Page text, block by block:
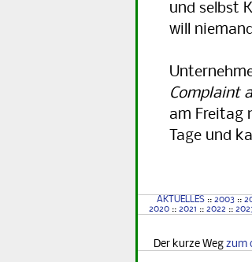
und selbst
will
Complaint
am Freitag
Tage und
AKTUELLES :: 2003 ::
2020 :: 2021 :: 2022 ::
Der kurze Weg zum